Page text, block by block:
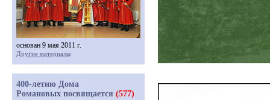
основан 9 мая 2011 г.
Другие материалы
400-летию Дома
Романовых посвящается (577)